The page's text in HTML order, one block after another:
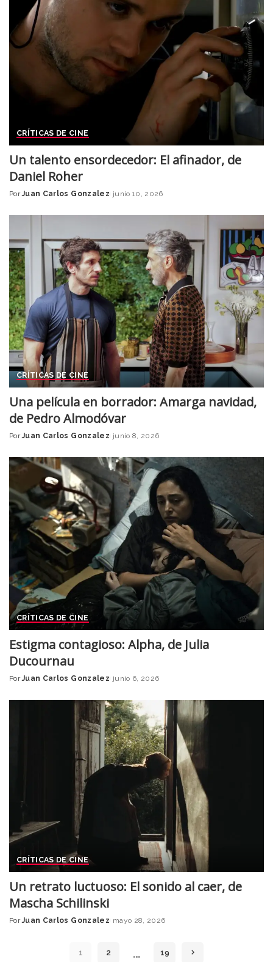
CRÍTICAS DE CINE
Un talento ensordecedor: El afinador, de
Daniel Roher
Posted
Por Juan Carlos Gonzalez junio 10, 2026
CRÍTICAS DE CINE
Una película en borrador: Amarga navidad,
de Pedro Almodóvar
Posted
Por Juan Carlos Gonzalez junio 8, 2026
CRÍTICAS DE CINE
Estigma contagioso: Alpha, de Julia
Ducournau
Posted
Por Juan Carlos Gonzalez junio 6, 2026
CRÍTICAS DE CINE
Un retrato luctuoso: El sonido al caer, de
Mascha Schilinski
Posted
Por Juan Carlos Gonzalez mayo 28, 2026
1 2 … 19